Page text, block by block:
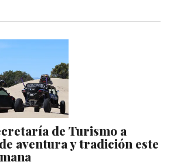
de Turismo a
aventura y tradición este